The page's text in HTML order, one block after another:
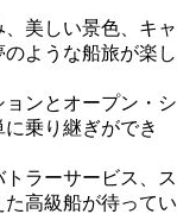
美しい景色、キャ
ような船旅が楽し
ョンとオープン・シ
乗り継ぎができ
トラーサービス、ス
高級船が待ってい